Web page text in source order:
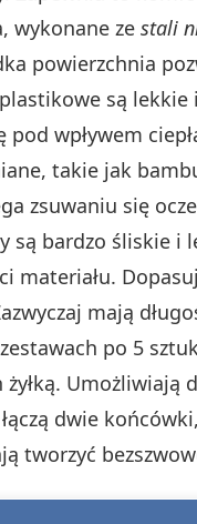
wykonane ze stali
powierzchnia
są lekkie
wpływem
takie jak
zsuwaniu się
są bardzo śliskie i
materiału.
mają
po 5
żyłką. Umożliwiają
dwie
tworzyć